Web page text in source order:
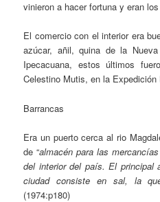
vinieron a hacer fortuna y eran
El comercio con el interior era
azúcar, añil, quina de la
Ipecacuana, estos últimos
Celestino Mutis, en la Expedición
Barrancas
Era un puerto cerca al rio
de “almacén para las
del interior del país. El principal
ciudad consiste en sal, la
(1974:p180)